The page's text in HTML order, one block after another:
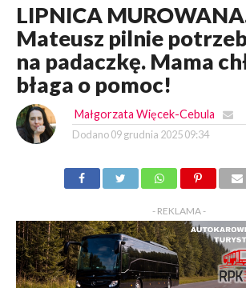
LIPNICA
Mateusz pilnie
na padaczkę. Mama
błaga o pomoc!
Małgorzata Więcek-Cebula
Dodano 09 grudnia 2025 09:34
- REKLAMA -